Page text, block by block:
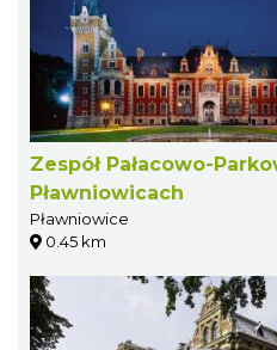
Zespół Pałacowo-
Pławniowicach
Pławniowice
0.45 km